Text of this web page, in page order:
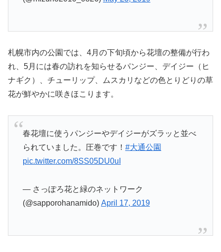
札幌市内の公園では、4月の下旬頃から花壇の整備が行わ
れ、5月には春の訪れを知らせるパンジー、デイジー（ヒ
ナギク）、チューリップ、ムスカリなどの色とりどりの草
花が鮮やかに咲きほこります。
春花壇に使うパンジーやデイジーがズラッと並べ
られていました。圧巻です！ #大通公園
pic.twitter.com/8SS05DU0uI
— さっぽろ花と緑のネットワーク
(@sapporohanamido) April 17, 2019